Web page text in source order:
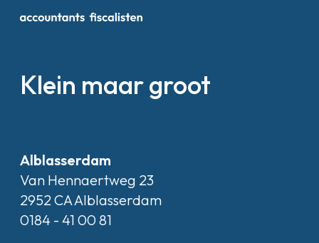
Klein maar groot
Alblasserdam
Van Hennaertweg 23
2952 CA Alblasserdam
0184 - 41 00 81